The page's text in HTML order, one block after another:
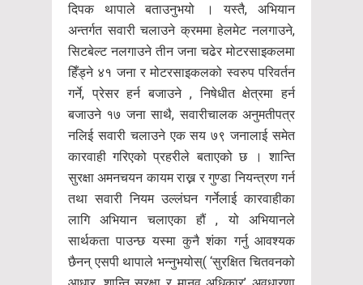
दिपक थापाले बताउनुभयो । यस्तै, अभियान
अन्तर्गत सवारी चलाउने क्रममा हेलमेट नलगाउने,
सिटबेल्ट नलगाउने तीन जना चढेर मोटरसाइकलमा
हिँड्ने ४१ जना र मोटरसाइकलको स्वरुप परिवर्तन
गर्ने, प्रेसर हर्न बजाउने , निषेधीत क्षेत्रमा हर्न
बजाउने १७ जना साथै, सवारीचालक अनुमतीपत्र
नलिई सवारी चलाउने एक सय ७९ जनालाई समेत
कारवाही गरिएको प्रहरीले बताएको छ । शान्ति
सुरक्षा अमनचयन कायम राख्न र गुण्डा नियन्त्रण गर्न
तथा सवारी नियम उल्लंघन गर्नेलाई कारवाहीका
लागि अभियान चलाएका हौं , यो अभियानले
सार्थकता पाउन्छ यस्मा कुनै शंका गर्नु आवश्यक
छैनन् एसपी थापाले भन्नुभयोस्( ‘सुरक्षित चितवनको